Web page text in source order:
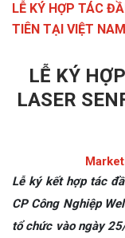
LỄ KÝ HỢP TÁC
TIÊN TẠI VIỆT NAM
LỄ KÝ
LASER
Lễ ký kết hợp tác
CP Công Nghiệp
tổ chức vào ngày